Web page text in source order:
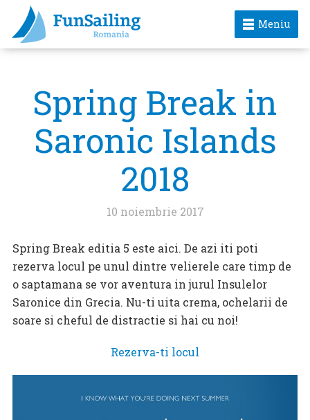
Meniu
Spring Break in
Saronic Islands
2018
10 noiembrie 2017
Spring Break editia 5 este aici. De azi iti poti
rezerva locul pe unul dintre velierele care timp de
o saptamana se vor aventura in jurul Insulelor
Saronice din Grecia. Nu-ti uita crema, ochelarii de
soare si cheful de distractie si hai cu noi!
Rezerva-ti locul